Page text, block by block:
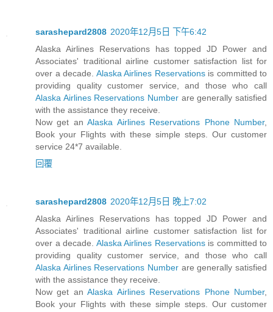
sarashepard2808 2020年12月5日 下午6:42
Alaska Airlines Reservations has topped JD Power and
Associates' traditional airline customer satisfaction list for
over a decade. Alaska Airlines Reservationsis committed to
providing quality customer service, and those who call
Alaska Airlines Reservations Number are generally satisfied
with the assistance they receive.
Now get anAlaska Airlines Reservations Phone Number,
Book your Flights with these simple steps. Our customer
service 24*7 available.
回覆
sarashepard2808 2020年12月5日 晚上7:02
Alaska Airlines Reservations has topped JD Power and
Associates' traditional airline customer satisfaction list for
over a decade. Alaska Airlines Reservationsis committed to
providing quality customer service, and those who call
Alaska Airlines Reservations Number are generally satisfied
with the assistance they receive.
Now get anAlaska Airlines Reservations Phone Number,
Book your Flights with these simple steps. Our customer